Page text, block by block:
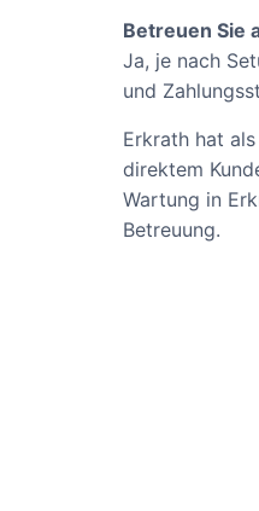
Betreuen Sie
Ja, je nach
und
Erkrath hat
direktem
Wartung in
Betreuung.